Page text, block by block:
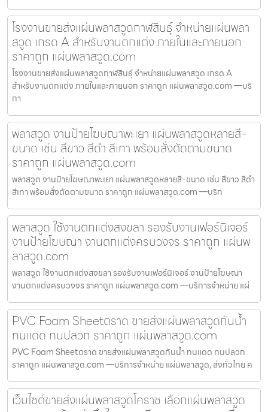
โรงงานขายส่งแผ่นพลาสวูดกาฬสินธุ์ จำหน่ายแผ่นพลา
สวูด เกรด A สำหรับงานตกแต่ง ภายในและภายนอก
ราคาถูก แผ่นพลาสวูด.com
โรงงานขายส่งแผ่นพลาสวูดกาฬสินธุ์ จำหน่ายแผ่นพลาสวูด เกรด A
สำหรับงานตกแต่ง ภายในและภายนอก ราคาถูก แผ่นพลาสวูด.com —บริ
กา
พลาสวูด งานป้ายโฆษณาพะเยา แผ่นพลาสวูดหลายสี-
ขนาด เช่น สีขาว สีดำ สีเทา พร้อมสั่งตัดตามขนาด
ราคาถูก แผ่นพลาสวูด.com
พลาสวูด งานป้ายโฆษณาพะเยา แผ่นพลาสวูดหลายสี-ขนาด เช่น สีขาว สีดำ
สีเทา พร้อมสั่งตัดตามขนาด ราคาถูก แผ่นพลาสวูด.com —บริก
พลาสวูด ใช้งานตกแต่งสงขลา รองรับงานเฟอร์นิเจอร์
งานป้ายโฆษณา งานตกแต่งครบวงจร ราคาถูก แผ่นพ
ลาสวูด.com
พลาสวูด ใช้งานตกแต่งสงขลา รองรับงานเฟอร์นิเจอร์ งานป้ายโฆษณา
งานตกแต่งครบวงจร ราคาถูก แผ่นพลาสวูด.com —บริการจำหน่าย แผ่
PVC Foam Sheetตราด ขายส่งแผ่นพลาสวูดกันน้ำ
ทนแดด ทนปลวก ราคาถูก แผ่นพลาสวูด.com
PVC Foam Sheetตราด ขายส่งแผ่นพลาสวูดกันน้ำ ทนแดด ทนปลวก
ราคาถูก แผ่นพลาสวูด.com —บริการจำหน่าย แผ่นพลาสวูด, ส่งทั่วไทย ค
เว็บไซต์ขายส่งแผ่นพลาสวูดโคราช เลือกแผ่นพลาสวูด